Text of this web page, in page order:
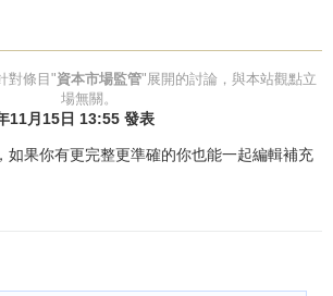
了以
中國證監會主要監管股票、基金、可轉
國債的發行、兌付；中國人民銀行主管
券主管部門存在著多頭化，易產生整體
擦，不利於提高整體監管效率和證券各
發展。
證券管理中占有重要地位，證監會派
對條目"資本市場監管"展開的討論，與本站觀點立
場無關。
11月15日 13:55 發表
如果你有更完整更準確的你也能一起編輯補充